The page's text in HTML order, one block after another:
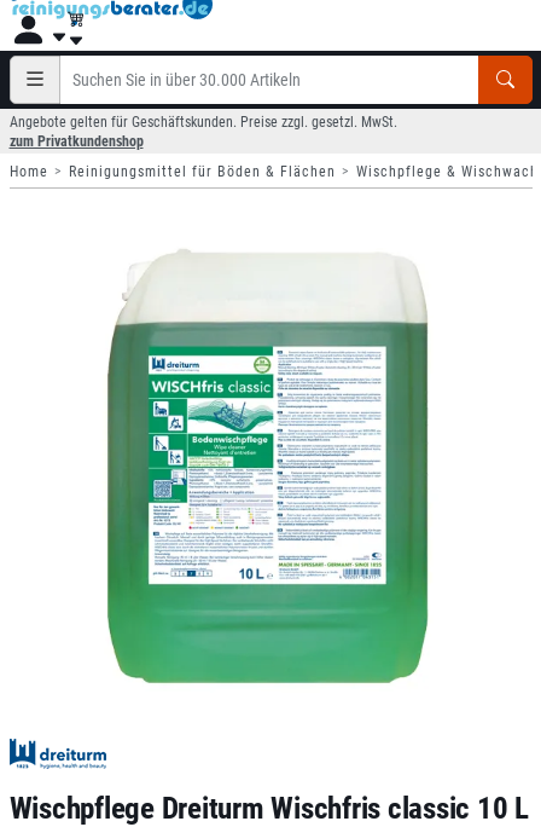
Angebote gelten für Geschäftskunden. Preise zzgl. gesetzl. MwSt.
zum Privatkundenshop
Home
Reinigungsmittel für Böden & Flächen Wischpflege &
Wischpflege Dreiturm Wischfris classic 10 L